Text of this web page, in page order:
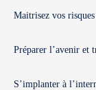
Maitrisez vos risques
Préparer l’avenir et
S’implanter à